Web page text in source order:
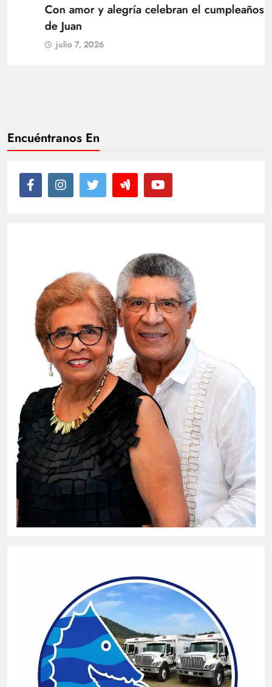
Con amor y alegría celebran el cumpleaños
de Juan
julio 7, 2026
Encuéntranos En